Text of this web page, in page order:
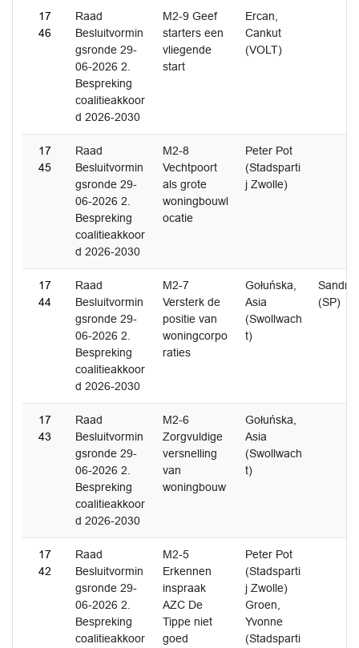
17
46
Raad
Besluitvormin
gsronde 29-
06-2026 2.
Bespreking
coalitieakkoor
d 2026-2030
M2-9 Geef
starters een
vliegende
start
Ercan,
Cankut
(VOLT)
17
45
Raad
Besluitvormin
gsronde 29-
06-2026 2.
Bespreking
coalitieakkoor
d 2026-2030
M2-8
Vechtpoort
als grote
woningbouwl
ocatie
Peter Pot
(Stadsparti
j Zwolle)
17
44
Raad
Besluitvormin
gsronde 29-
06-2026 2.
Bespreking
coalitieakkoor
d 2026-2030
M2-7
Versterk de
positie van
woningcorpo
raties
Gołuńska,
Asia
(Swollwach
t)
Sandra
(SP)
17
43
Raad
Besluitvormin
gsronde 29-
06-2026 2.
Bespreking
coalitieakkoor
d 2026-2030
M2-6
Zorgvuldige
versnelling
van
woningbouw
Gołuńska,
Asia
(Swollwach
t)
17
42
Raad
Besluitvormin
gsronde 29-
06-2026 2.
Bespreking
coalitieakkoor
M2-5
Erkennen
inspraak
AZC De
Tippe niet
goed
Peter Pot
(Stadsparti
j Zwolle)
Groen,
Yvonne
(Stadsparti